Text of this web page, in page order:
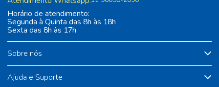
Sobre nós
Ajuda e Suporte
Horário de atendimento:
Segunda à Quinta das 8h às 18h
Sexta das 8h às 17h